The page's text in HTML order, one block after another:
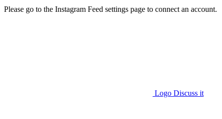
Please go to the Instagram Feed settings page to connect an account.
Logo Discuss it